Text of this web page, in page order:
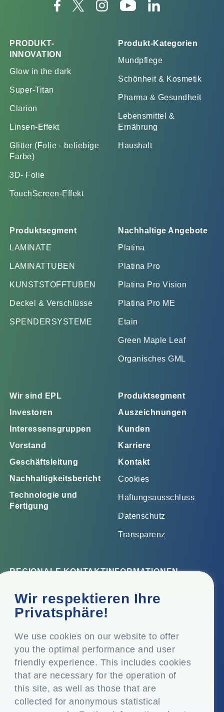
Wir respektieren Ihre
Privatsphäre!
We use cookies on our website to offer
you the optimal performance and user
friendly experience. This includes cookies
that are necessary for the operation of
this site, as well as those that are
collected for anonymous statistical
PRODUKT-
INNOVATION
Glow in the dark
Super-Titan
Clarion
Linsen-Effekt
Glitter (Folie - beliebige
Farbe)
3D- Folie
TouchScreen-Effekt
Produkt-Kategorien
Mundpflege
Schönheit & Kosmetik
Pharma & Gesundheit
Lebensmittel &
Ernährung
Haushalt
Produktsegment
LAMINATE
LAMINATTUBEN
KUNSTSTOFFTUBEN
Deckel & Verschlüsse
SPENDERSYSTEME
Nachhaltige Angebote
Platina
Platina Pro
Platina Pro Vision
Platina Pro ME
Etain
Green Maple Leaf
Organisches GML
Wir sind EPL
Investoren
Interessensgruppen
Vorstand
Geschäftsleitung
Nachhaltigkeitsbericht
Technologie und
Fertigung
Produktsegment
Auszeichnungen
Kunden
Karriere
Kontakt
Cookies
Haftungsausschluss
Datenschutz
Transparenz
REGIONALE KONTAKTINFORMATIONEN
Firmensitz
Top Floor, Times Tower, Kamala City, Senapati Bapat
Marg, Lower Parel, Mumbai - 400 013, Maharashtra,
Eingetragener Sitz
P.O. Vasind, Taluka Shahapur, Dist. Thane - 421 604,
Maharashtra Indien
+91-22-24819000